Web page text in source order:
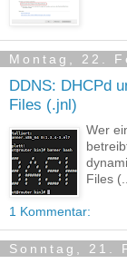
Montag, 22.
DDNS: DHCPd
Files (.jnl)
Wer
Files
1 Kommentar:
Sonntag, 21.